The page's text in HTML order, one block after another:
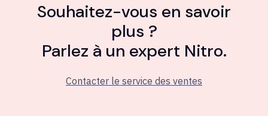
Souhaitez-vous en savoir
plus ?
Parlez à un expert Nitro.
Contacter le service des ventes